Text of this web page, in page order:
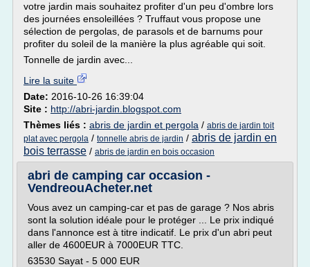
votre jardin mais souhaitez profiter d'un peu d'ombre lors
des journées ensoleillées ? Truffaut vous propose une
sélection de pergolas, de parasols et de barnums pour
profiter du soleil de la manière la plus agréable qui soit.
Tonnelle de jardin avec...
Lire la suite
Date: 2016-10-26 16:39:04
Site : http://abri-jardin.blogspot.com
Thèmes liés : abris de jardin et pergola / abris de jardin toit
plat avec pergola / tonnelle abris de jardin / abris de jardin en
bois terrasse / abris de jardin en bois occasion
abri de camping car occasion -
VendreouAcheter.net
Vous avez un camping-car et pas de garage ? Nos abris
sont la solution idéale pour le protéger ... Le prix indiqué
dans l'annonce est à titre indicatif. Le prix d'un abri peut
aller de 4600EUR à 7000EUR TTC.
63530 Sayat - 5 000 EUR